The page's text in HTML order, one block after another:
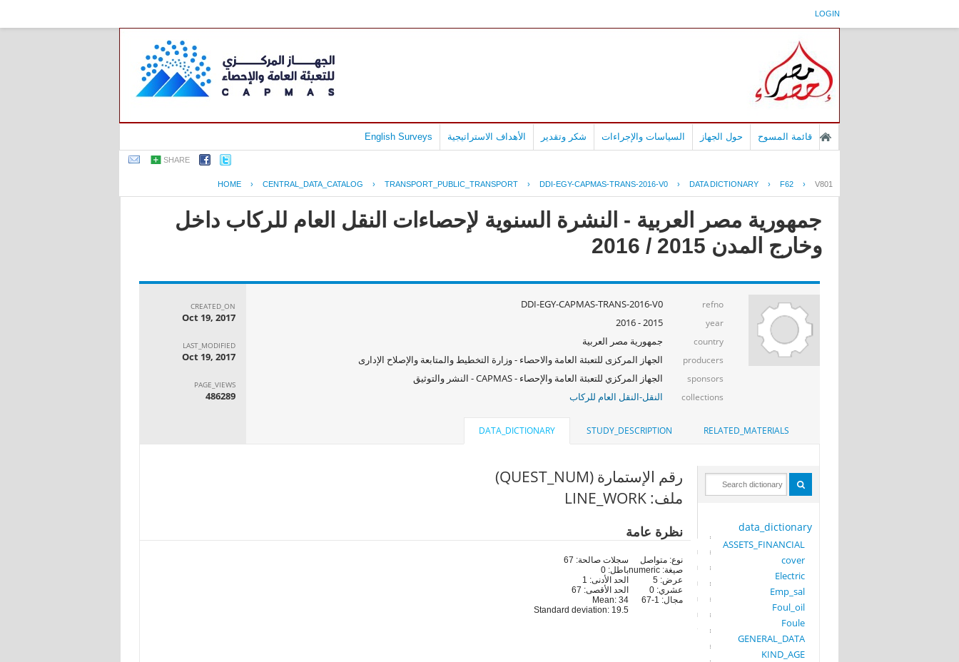
LOGIN
قائمة المسوح حول الجهاز السياسات والإجراءات شكر وتقدير الأهداف الاستراتيجية English Surveys
SHARE
HOME › CENTRAL_DATA_CATALOG › TRANSPORT_PUBLIC_TRANSPORT › DDI-EGY-CAPMAS-TRANS-2016-V0 › DATA DICTIONARY › F62 › V801
جمهورية مصر العربية - النشرة السنوية لإحصاءات النقل العام للركاب داخل
وخارج المدن 2015 / 2016
refno
DDI-EGY-CAPMAS-TRANS-2016-V0
year
2015 - 2016
country جمهورية مصر العربية
producers الجهاز المركزى للتعبئة العامة والاحصاء - وزارة التخطيط والمتابعة والإصلاح الإدارى
sponsors الجهاز المركزي للتعبئة العامة والإحصاء - CAPMAS - النشر والتوثيق
collections النقل-النقل العام للركاب
CREATED_ON
Oct 19, 2017
LAST_MODIFIED
Oct 19, 2017
PAGE_VIEWS
486289
RELATED_MATERIALS
STUDY_DESCRIPTION
DATA_DICTIONARY
data_dictionary
ASSETS_FINANCIAL
cover
Electric
Emp_sal
Foul_oil
Foule
GENERAL_DATA
KIND_AGE
رقم الإستمارة (QUEST_NUM)
ملف: LINE_WORK
نظرة عامة
نوع: متواصل
صيغة: numeric
عرض: 5
عشري: 0
مجال: 1-67
سجلات صالحة: 67
باطل: 0
الحد الأدنى: 1
الحد الأقصى: 67
Mean: 34
Standard deviation: 19.5